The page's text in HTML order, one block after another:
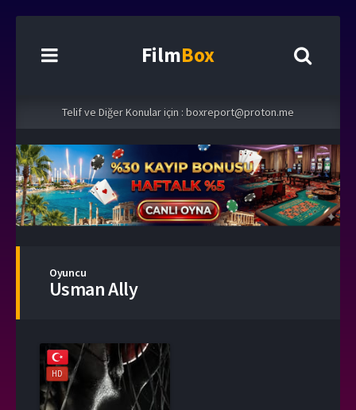
FilmBox
Telif ve Diğer Konular için : boxreport@proton.me
Oyuncu
Usman Ally
HD